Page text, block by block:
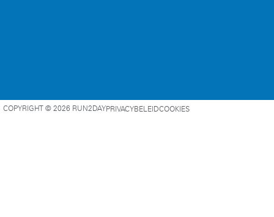
COPYRIGHT © 2026 RUN2DAYPRIVACYBELEIDCOOKIES